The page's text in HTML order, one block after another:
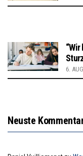
6.
Neuste